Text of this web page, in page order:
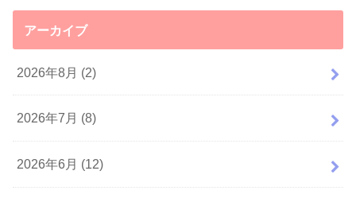
アーカイブ
2026年8月 (2)
2026年7月 (8)
2026年6月 (12)